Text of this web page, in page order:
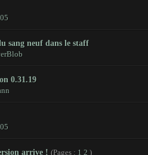
sang neuf dans le staff
Votes - 0 sur 5 en moyenne
12345
0.31.19
- 0 sur 5 en moyenne
arrive ! (Pages : 1 2 )